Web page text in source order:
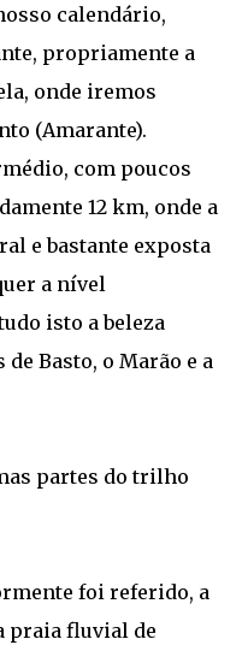
calendário,
propriamente a
onde iremos
(Amarante).
com poucos
12 km, onde a
e bastante exposta
a nível
isto a beleza
Basto, o Marão e a
partes do trilho
foi referido, a
praia fluvial de